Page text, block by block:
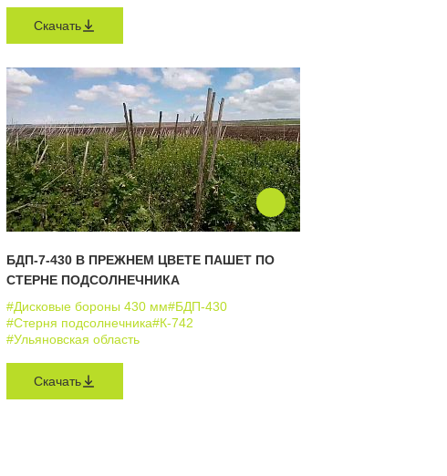
Скачать
БДП-7-430 В ПРЕЖНЕМ ЦВЕТЕ ПАШЕТ ПО
СТЕРНЕ ПОДСОЛНЕЧНИКА
#Дисковые бороны 430 мм#БДП-430
#Стерня подсолнечника#К-742
#Ульяновская область
Скачать